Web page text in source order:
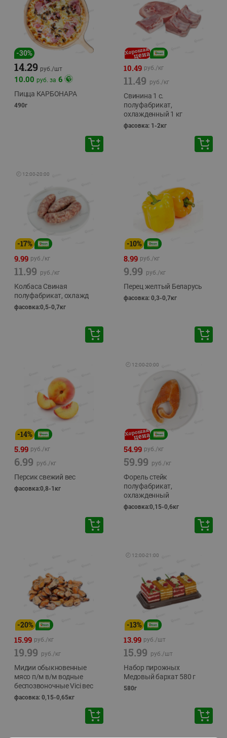
-30%
14.29 руб./шт
10.00 руб. за 6
Пицца КАРБОНАРА
490г
10.49 руб./кг
11.49 руб./кг
Свинина 1 с.
полуфабрикат,
охлажденный 1 кг
фасовка: 1-2кг
🕘 12:00-20:00
-17%
9.99 руб./кг
11.99 руб./кг
Колбаса Свиная
полуфабрикат, охлажд
фасовка:0,5-0,7кг
-10%
8.99 руб./кг
9.99 руб./кг
Перец желтый Беларусь
фасовка: 0,3-0,7кг
-14%
5.99 руб./кг
6.99 руб./кг
Персик свежий вес
фасовка:0,8-1кг
🕘 12:00-20:00
54.99 руб./кг
59.99 руб./кг
Форель стейк
полуфабрикат,
охлажденный
фасовка:0,15-0,6кг
-20%
15.99 руб./кг
19.99 руб./кг
Мидии обыкновенные
мясо п/м в/м водные
беспозвоночные Vici вес
фасовка: 0,15-0,65кг
🕘 12:00-21:00
-13%
13.99 руб./шт
15.99 руб./шт
Набор пирожных
Медовый бархат 580 г
580г